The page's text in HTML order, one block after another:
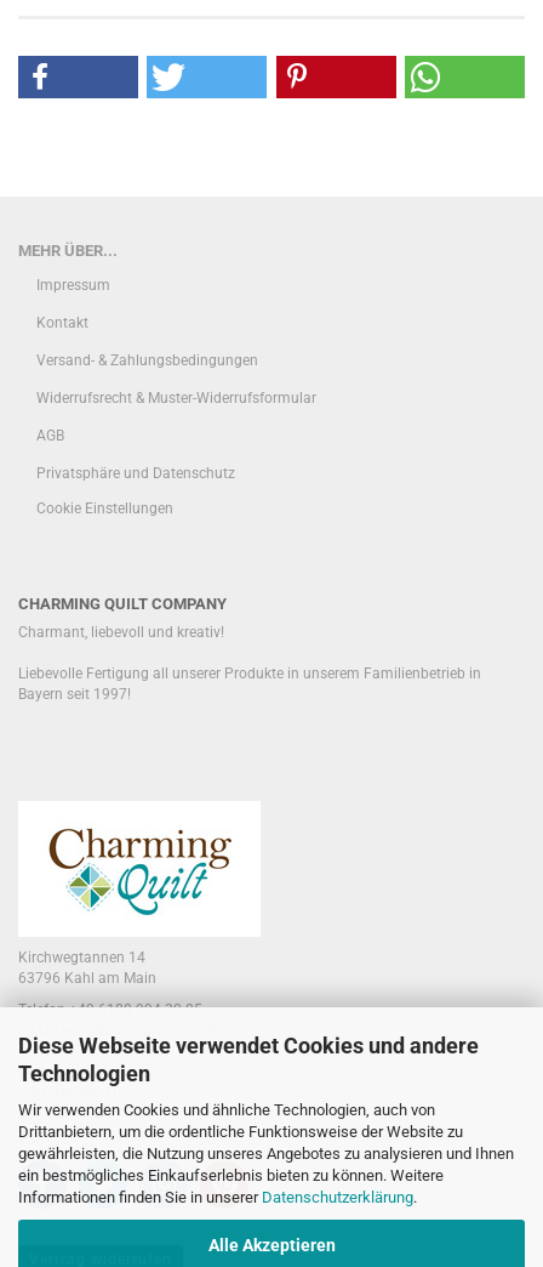
Diese Webseite verwendet Cookies und andere
Technologien
Wir verwenden Cookies und ähnliche Technologien, auch von
Drittanbietern, um die ordentliche Funktionsweise der Website zu
gewährleisten, die Nutzung unseres Angebotes zu analysieren und Ihnen
ein bestmögliches Einkaufserlebnis bieten zu können. Weitere
Informationen finden Sie in unserer Datenschutzerklärung.
Alle Akzeptieren
MEHR ÜBER...
Impressum
Kontakt
Versand- & Zahlungsbedingungen
Widerrufsrecht & Muster-Widerrufsformular
AGB
Privatsphäre und Datenschutz
Cookie Einstellungen
CHARMING QUILT COMPANY
Charmant, liebevoll und kreativ!
Liebevolle Fertigung all unserer Produkte in unserem Familienbetrieb in
Bayern seit 1997!
Kirchwegtannen 14
63796 Kahl am Main
Telefon +49 6188 994 30 85
Laden:
63796 Kahl am Main